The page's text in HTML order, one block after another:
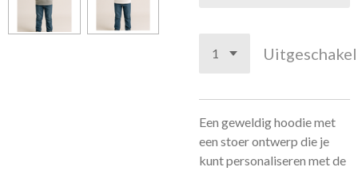
Een geweldig hoodie met
een stoer ontwerp die je
kunt personaliseren met de